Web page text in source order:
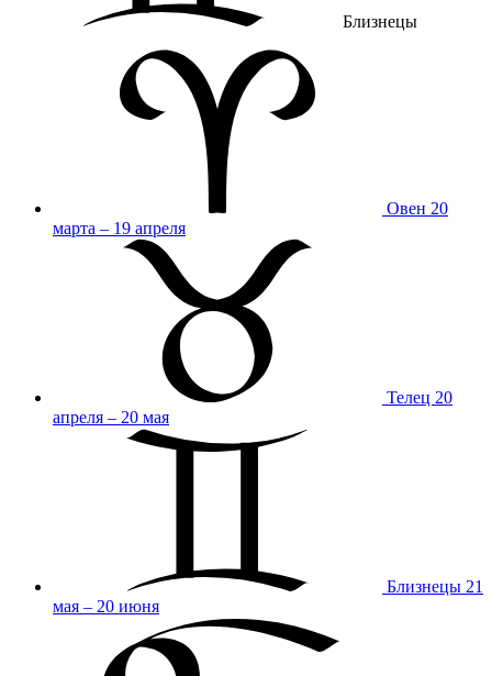
Близнецы
Овен 20
марта – 19 апреля
Телец 20
апреля – 20 мая
Близнецы 21
мая – 20 июня